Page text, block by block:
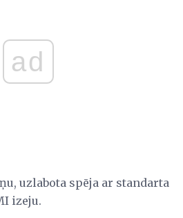
ad
uzlabota spēja ar standarta
izeju.